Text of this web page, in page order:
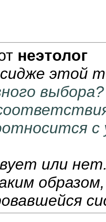
неэтолог
этой
с
или